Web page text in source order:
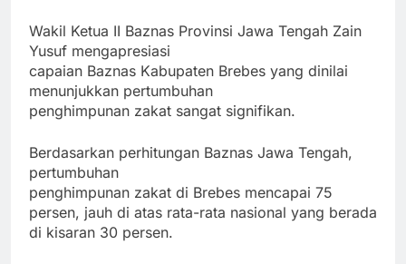
Wakil Ketua II Baznas Provinsi Jawa Tengah Zain
Yusuf mengapresiasi
capaian Baznas Kabupaten Brebes yang dinilai
menunjukkan pertumbuhan
penghimpunan zakat sangat signifikan.
Berdasarkan perhitungan Baznas Jawa Tengah,
pertumbuhan
penghimpunan zakat di Brebes mencapai 75
persen, jauh di atas rata-rata nasional yang berada
di kisaran 30 persen.